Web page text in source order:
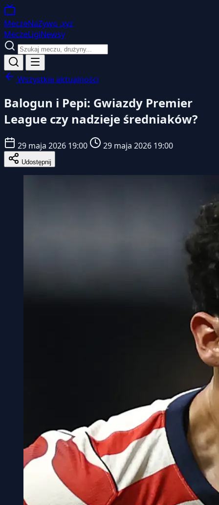
MeczeNaZywo .xyz
MeczeLigiNewsy
Wszystkie aktualności
Balogun i Pepi: Gwiazdy Premier
League czy nadzieje średniaków?
29 maja 2026 19:00 29 maja 2026 19:00
Udostępnij